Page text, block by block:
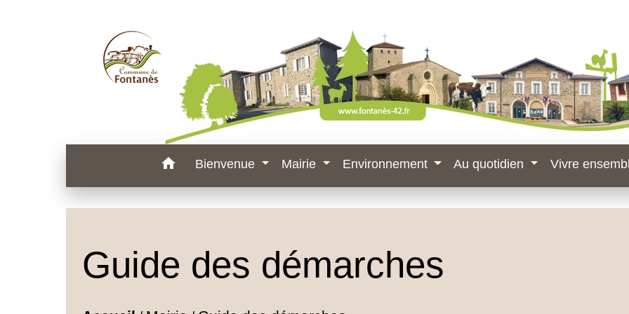
home Bienvenue Mairie Environnement Au quotidien Vivre
Guide des démarches